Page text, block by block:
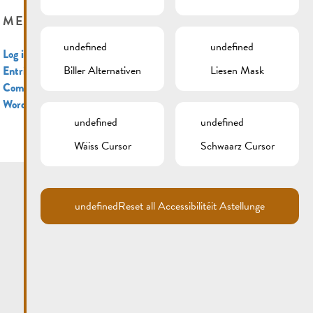
META
Log in
Entries feed
Comments feed
WordPress.org
undefined
Biller Alternativen
undefined
Liesen Mask
undefined
Wäiss Cursor
undefined
Schwaarz Cursor
undefinedReset all Accessibilitéit Astellunge